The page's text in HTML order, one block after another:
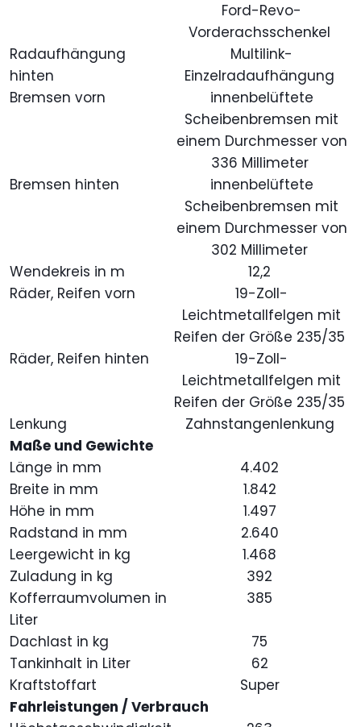
Ford-Revo-
Vorderachsschenkel
Radaufhängung
hinten
Multilink-
Einzelradaufhängung
Bremsen vorn
innenbelüftete
Scheibenbremsen mit
einem Durchmesser von
336 Millimeter
Bremsen hinten
innenbelüftete
Scheibenbremsen mit
einem Durchmesser von
302 Millimeter
Wendekreis in m
12,2
Räder, Reifen vorn
19-Zoll-
Leichtmetallfelgen mit
Reifen der Größe 235/35
Räder, Reifen hinten
19-Zoll-
Leichtmetallfelgen mit
Reifen der Größe 235/35
Lenkung
Zahnstangenlenkung
Maße und Gewichte
Länge in mm
4.402
Breite in mm
1.842
Höhe in mm
1.497
Radstand in mm
2.640
Leergewicht in kg
1.468
Zuladung in kg
392
Kofferraumvolumen in
Liter
385
Dachlast in kg
75
Tankinhalt in Liter
62
Kraftstoffart
Super
Fahrleistungen / Verbrauch